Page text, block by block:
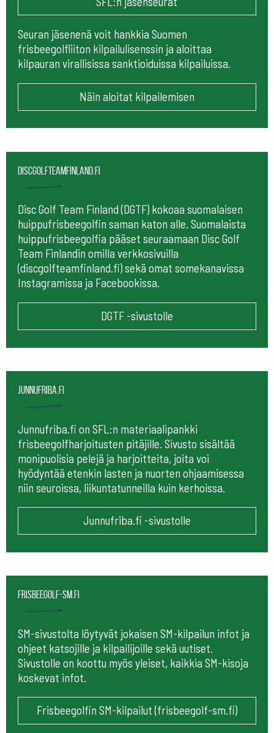
Seuran jäsenenä voit hankkia Suomen
frisbeegolfliiton kilpailulisenssin ja aloittaa
kilpauran virallisissa sanktioiduissa kilpailuissa.
Näin aloitat kilpailemisen
Discgolfteamfinland.fi
Disc Golf Team Finland (DGTF) kokoaa suomalaisen
huippufrisbeegolfin saman katon alle. Suomalaista
huippufrisbeegolfia pääset seuraamaan Disc Golf
Team Finlandin omilla verkkosivuilla
(discgolfteamfinland.fi) sekä omat somekanavissa
Instagramissa ja Facebookissa.
DGTF -sivustolle
Junnufriba.fi
Junnufriba.fi on SFL:n materiaalipankki
frisbeegolfharjoitusten pitäjille. Sivusto sisältää
monipuolisia pelejä ja harjoitteita, joita voi
hyödyntää etenkin lasten ja nuorten ohjaamisessa
niin seuroissa, liikuntatunneilla kuin kerhoissa.
Junnufriba.fi -sivustolle
frisbeegolf-sm.fi
SM-sivustolta löytyvät jokaisen SM-kilpailun infot ja
ohjeet katsojille ja kilpailijoille sekä uutiset.
Sivustolle on koottu myös yleiset, kaikkia SM-kisoja
koskevat infot.
Frisbeegolfin SM-kilpailut (frisbeegolf-sm.fi)